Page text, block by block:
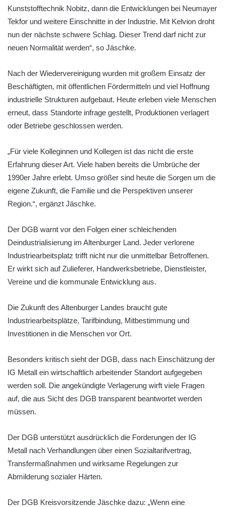
Kunststofftechnik Nobitz, dann die Entwicklungen bei Neumayer
Tekfor und weitere Einschnitte in der Industrie. Mit Kelvion droht
nun der nächste schwere Schlag. Dieser Trend darf nicht zur
neuen Normalität werden“, so Jäschke.
Nach der Wiedervereinigung wurden mit großem Einsatz der
Beschäftigten, mit öffentlichen Fördermitteln und viel Hoffnung
industrielle Strukturen aufgebaut. Heute erleben viele Menschen
erneut, dass Standorte infrage gestellt, Produktionen verlagert
oder Betriebe geschlossen werden.
„Für viele Kolleginnen und Kollegen ist das nicht die erste
Erfahrung dieser Art. Viele haben bereits die Umbrüche der
1990er Jahre erlebt. Umso größer sind heute die Sorgen um die
eigene Zukunft, die Familie und die Perspektiven unserer
Region.“, ergänzt Jäschke.
Der DGB warnt vor den Folgen einer schleichenden
Deindustrialisierung im Altenburger Land. Jeder verlorene
Industriearbeitsplatz trifft nicht nur die unmittelbar Betroffenen.
Er wirkt sich auf Zulieferer, Handwerksbetriebe, Dienstleister,
Vereine und die kommunale Entwicklung aus.
Die Zukunft des Altenburger Landes braucht gute
Industriearbeitsplätze, Tarifbindung, Mitbestimmung und
Investitionen in die Menschen vor Ort.
Besonders kritisch sieht der DGB, dass nach Einschätzung der
IG Metall ein wirtschaftlich arbeitender Standort aufgegeben
werden soll. Die angekündigte Verlagerung wirft viele Fragen
auf, die aus Sicht des DGB transparent beantwortet werden
müssen.
Der DGB unterstützt ausdrücklich die Forderungen der IG
Metall nach Verhandlungen über einen Sozialtarifvertrag,
Transfermaßnahmen und wirksame Regelungen zur
Abmilderung sozialer Härten.
Der DGB Kreisvorsitzende Jäschke dazu: „Wenn eine